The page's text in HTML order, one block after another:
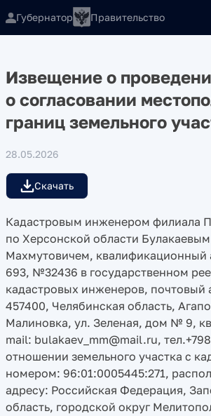
Губернатор Правительство
Извещение о
о согласовании
границ земельного
28.05.2026
Скачать
Кадастровым инженером филиала
по Херсонской области
Махмутовичем, квалификационный
693, №32436 в государственном
кадастровых инженеров, почтовый
457400, Челябинская область,
Малиновка, ул. Зеленая, дом № 9,
mail: bulakaev_mm@mail.ru,
отношении земельного участка с
номером: 96:01:0005445:271,
адресу: Российская Федерация,
область, городской округ